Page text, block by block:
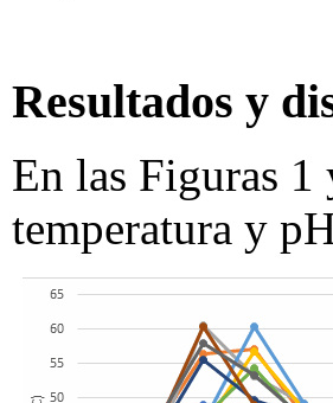
Resultados y
En las Figuras 1
temperatura y